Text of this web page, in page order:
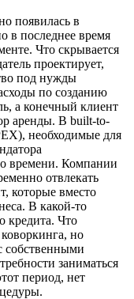
появилась в
в последнее время
Что скрывается
проектирует,
под нужды
по созданию
а конечный клиент
аренды. В built-to-
необходимые для
времени. Компании
отвлекать
которые вместо
В какой-то
кредита. Что
но
собственными
заниматься
период, нет